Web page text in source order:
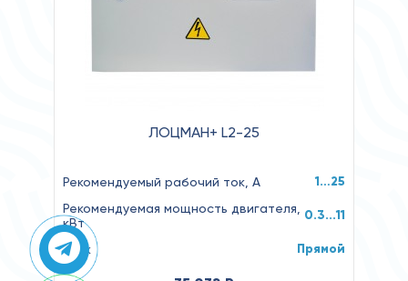
ЛОЦМАН+ L2-25
Рекомендуемый рабочий ток, А 1…25
Рекомендуемая мощность двигателя,
кВт
0.3...11
Пуск Прямой